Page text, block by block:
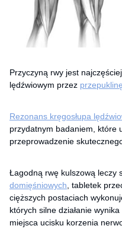
Przyczyną rwy jest najczęściej
lędźwiowym przez
Rezonans kręgosłupa
przydatnym badaniem, które
przeprowadzenie
Łagodną rwę kulszową leczy
domięśniowych , tabletek
cięższych postaciach
których silne działanie
miejsca ucisku korzenia